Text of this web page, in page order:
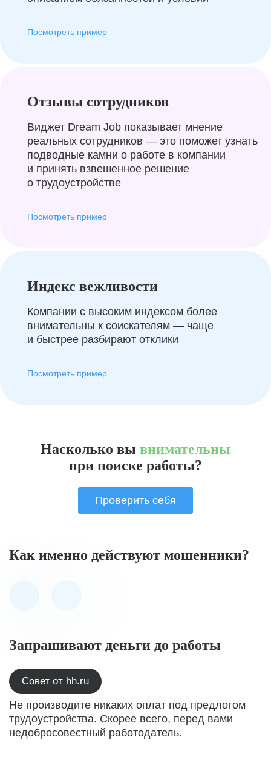
Посмотреть пример
Отзывы сотрудников
Виджет Dream Job показывает мнение
реальных сотрудников — это поможет узнать
подводные камни о работе в компании
и принять взвешенное решение
о трудоустройстве
Посмотреть пример
Индекс вежливости
Компании с высоким индексом более
внимательны к соискателям — чаще
и быстрее разбирают отклики
Посмотреть пример
Насколько вы внимательны
при поиске работы?
Проверить себя
Как именно действуют мошенники?
Запрашивают деньги до работы
Совет от hh.ru
Не производите никаких оплат под предлогом
трудоустройства. Скорее всего, перед вами
недобросовестный работодатель.